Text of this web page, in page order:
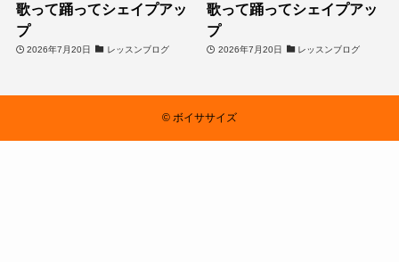
歌って踊ってシェイプアッ
プ
2026年7月20日 レッスンブログ
歌って踊ってシェイプアッ
プ
2026年7月20日 レッスンブログ
© ボイササイズ